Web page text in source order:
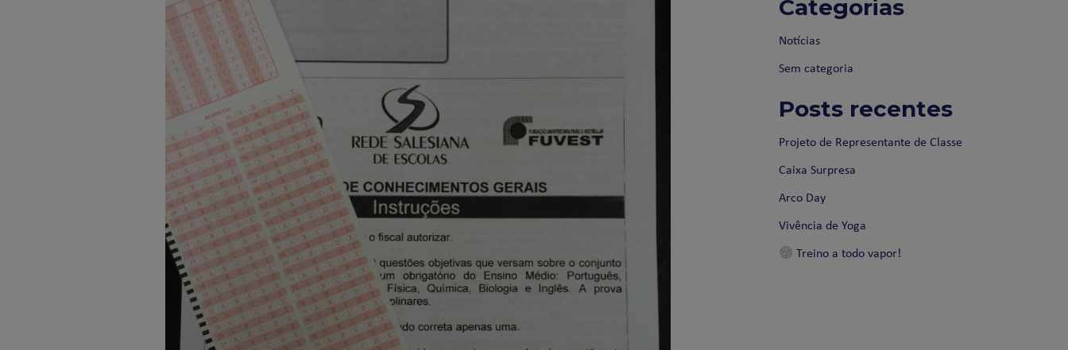
Categorias
Notícias
Sem categoria
Posts recentes
Projeto de Representante de Classe
Caixa Surpresa
Arco Day
Vivência de Yoga
Treino a todo vapor!